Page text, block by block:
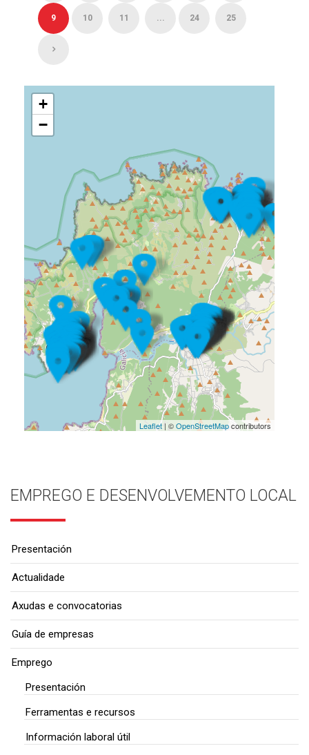
9 10 11 ... 24 25
+
−
Leaflet| ©OpenStreetMapcontributors
EMPREGO E DESENVOLVEMENTO LOCAL
Presentación
Actualidade
Axudas e convocatorias
Guía de empresas
Emprego
Presentación
Ferramentas e recursos
Información laboral útil